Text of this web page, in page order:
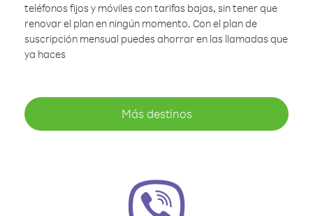
teléfonos fijos y móviles con tarifas bajas, sin tener que
renovar el plan en ningún momento. Con el plan de
suscripción mensual puedes ahorrar en las llamadas que
ya haces
Más destinos